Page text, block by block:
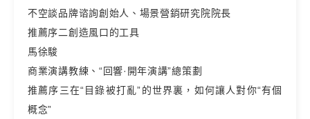
不空談品牌谘詢創始人、場景營銷研究院院長
推薦序二創造風口的工具
馬徐駿
商業演講教練、“回響·開年演講”總策劃
推薦序三在“目錄被打亂”的世界裏，如何讓人對你“有個
概念”